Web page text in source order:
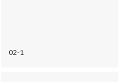
02-1